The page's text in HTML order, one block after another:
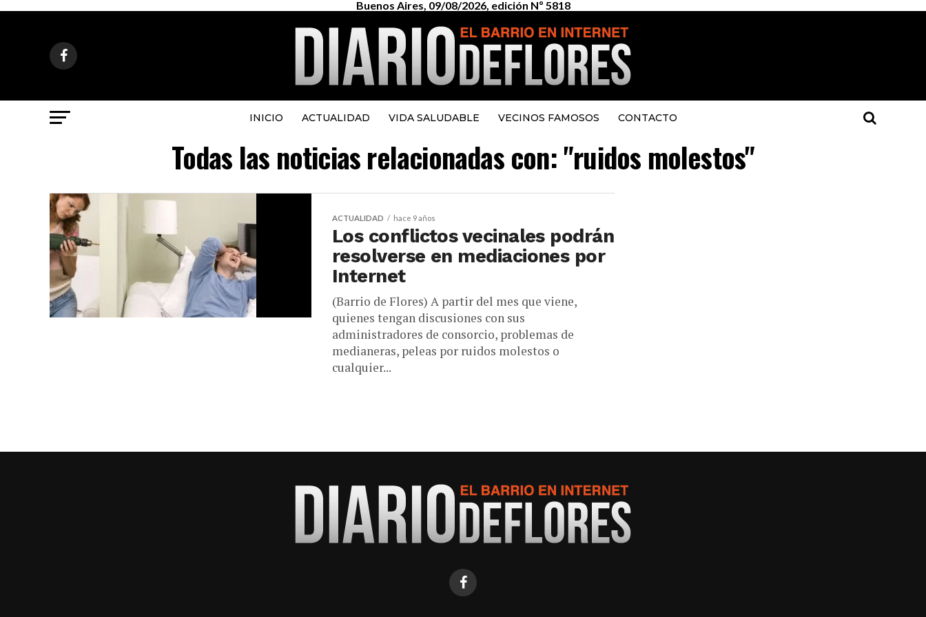
Buenos Aires, 09/08/2026, edición Nº 5818
INICIO ACTUALIDAD VIDA SALUDABLE VECINOS FAMOSOS CONTACTO
Todas las noticias relacionadas con: "ruidos molestos"
ACTUALIDAD hace 9 años
Los conflictos vecinales podrán
resolverse en mediaciones por
Internet
(Barrio de Flores) A partir del mes que viene,
quienes tengan discusiones con sus
administradores de consorcio, problemas de
medianeras, peleas por ruidos molestos o
cualquier...